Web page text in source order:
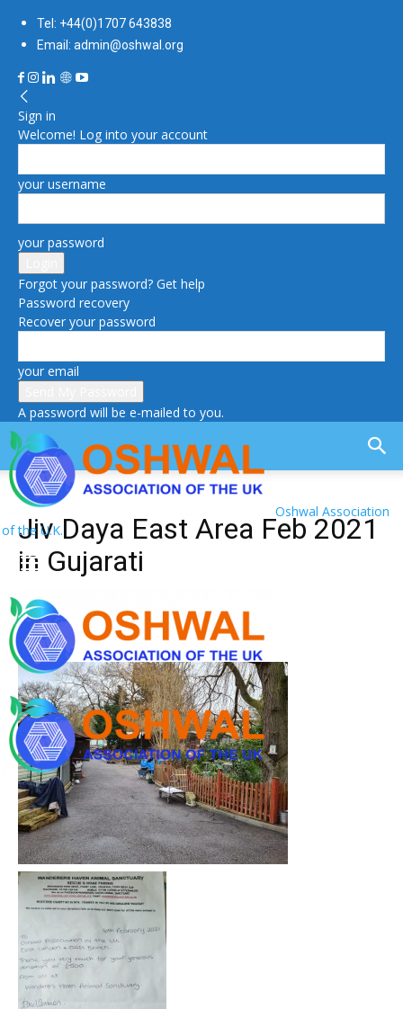
Tel: +44(0)1707 643838
Email: admin@oshwal.org
Sign in
Welcome! Log into your account
your username
your password
Forgot your password? Get help
Password recovery
Recover your password
your email
A password will be e-mailed to you.
Oshwal Association
of the U.K.
Jiv Daya East Area Feb 2021
in Gujarati